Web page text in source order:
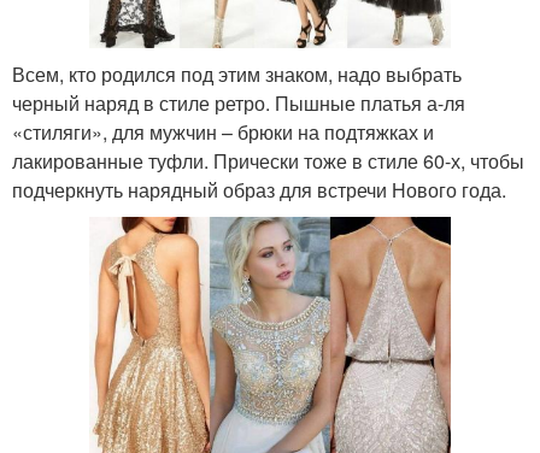
Всем, кто родился под этим знаком, надо выбрать
черный наряд в стиле ретро. Пышные платья а-ля
«стиляги», для мужчин – брюки на подтяжках и
лакированные туфли. Прически тоже в стиле 60-х, чтобы
подчеркнуть нарядный образ для встречи Нового года.